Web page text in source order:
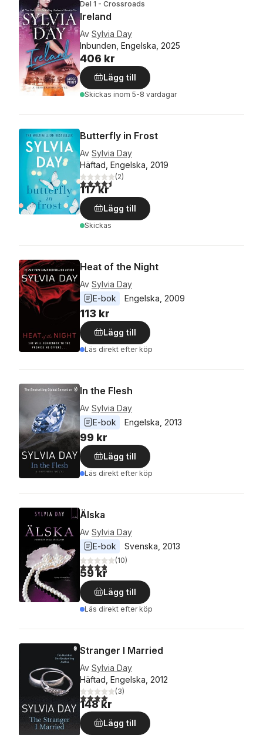
Del 1 - Crossroads
Ireland
Av Sylvia Day
Inbunden, Engelska, 2025
406 kr
Lägg till
Skickas inom 5-8 vardagar
Butterfly in Frost
Av Sylvia Day
Häftad, Engelska, 2019
4,5utav 5 stjärnor. Totalt antal röster:
(2)
117 kr
Lägg till
Skickas
Heat of the Night
Av Sylvia Day
E-bok
Engelska 2009
113 kr
Lägg till
Läs direkt efter köp
In the Flesh
Av Sylvia Day
E-bok
Engelska 2013
99 kr
Lägg till
Läs direkt efter köp
Älska
Av Sylvia Day
E-bok
Svenska 2013
3,8utav 5 stjärnor. Totalt antal röster:
(10)
59 kr
Lägg till
Läs direkt efter köp
Stranger I Married
Av Sylvia Day
Häftad, Engelska, 2012
4,0utav 5 stjärnor. Totalt antal röster:
(3)
148 kr
Lägg till